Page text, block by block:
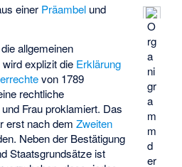
O
rg
a
ni
gr
a
m
m
d
er
einer Präambel und
allgemeinen
explizit die Erklärung
von 1789
rechtliche
Frau proklamiert. Das
erst nach demZweiten
Neben der Bestätigung
Staatsgrundsätze ist